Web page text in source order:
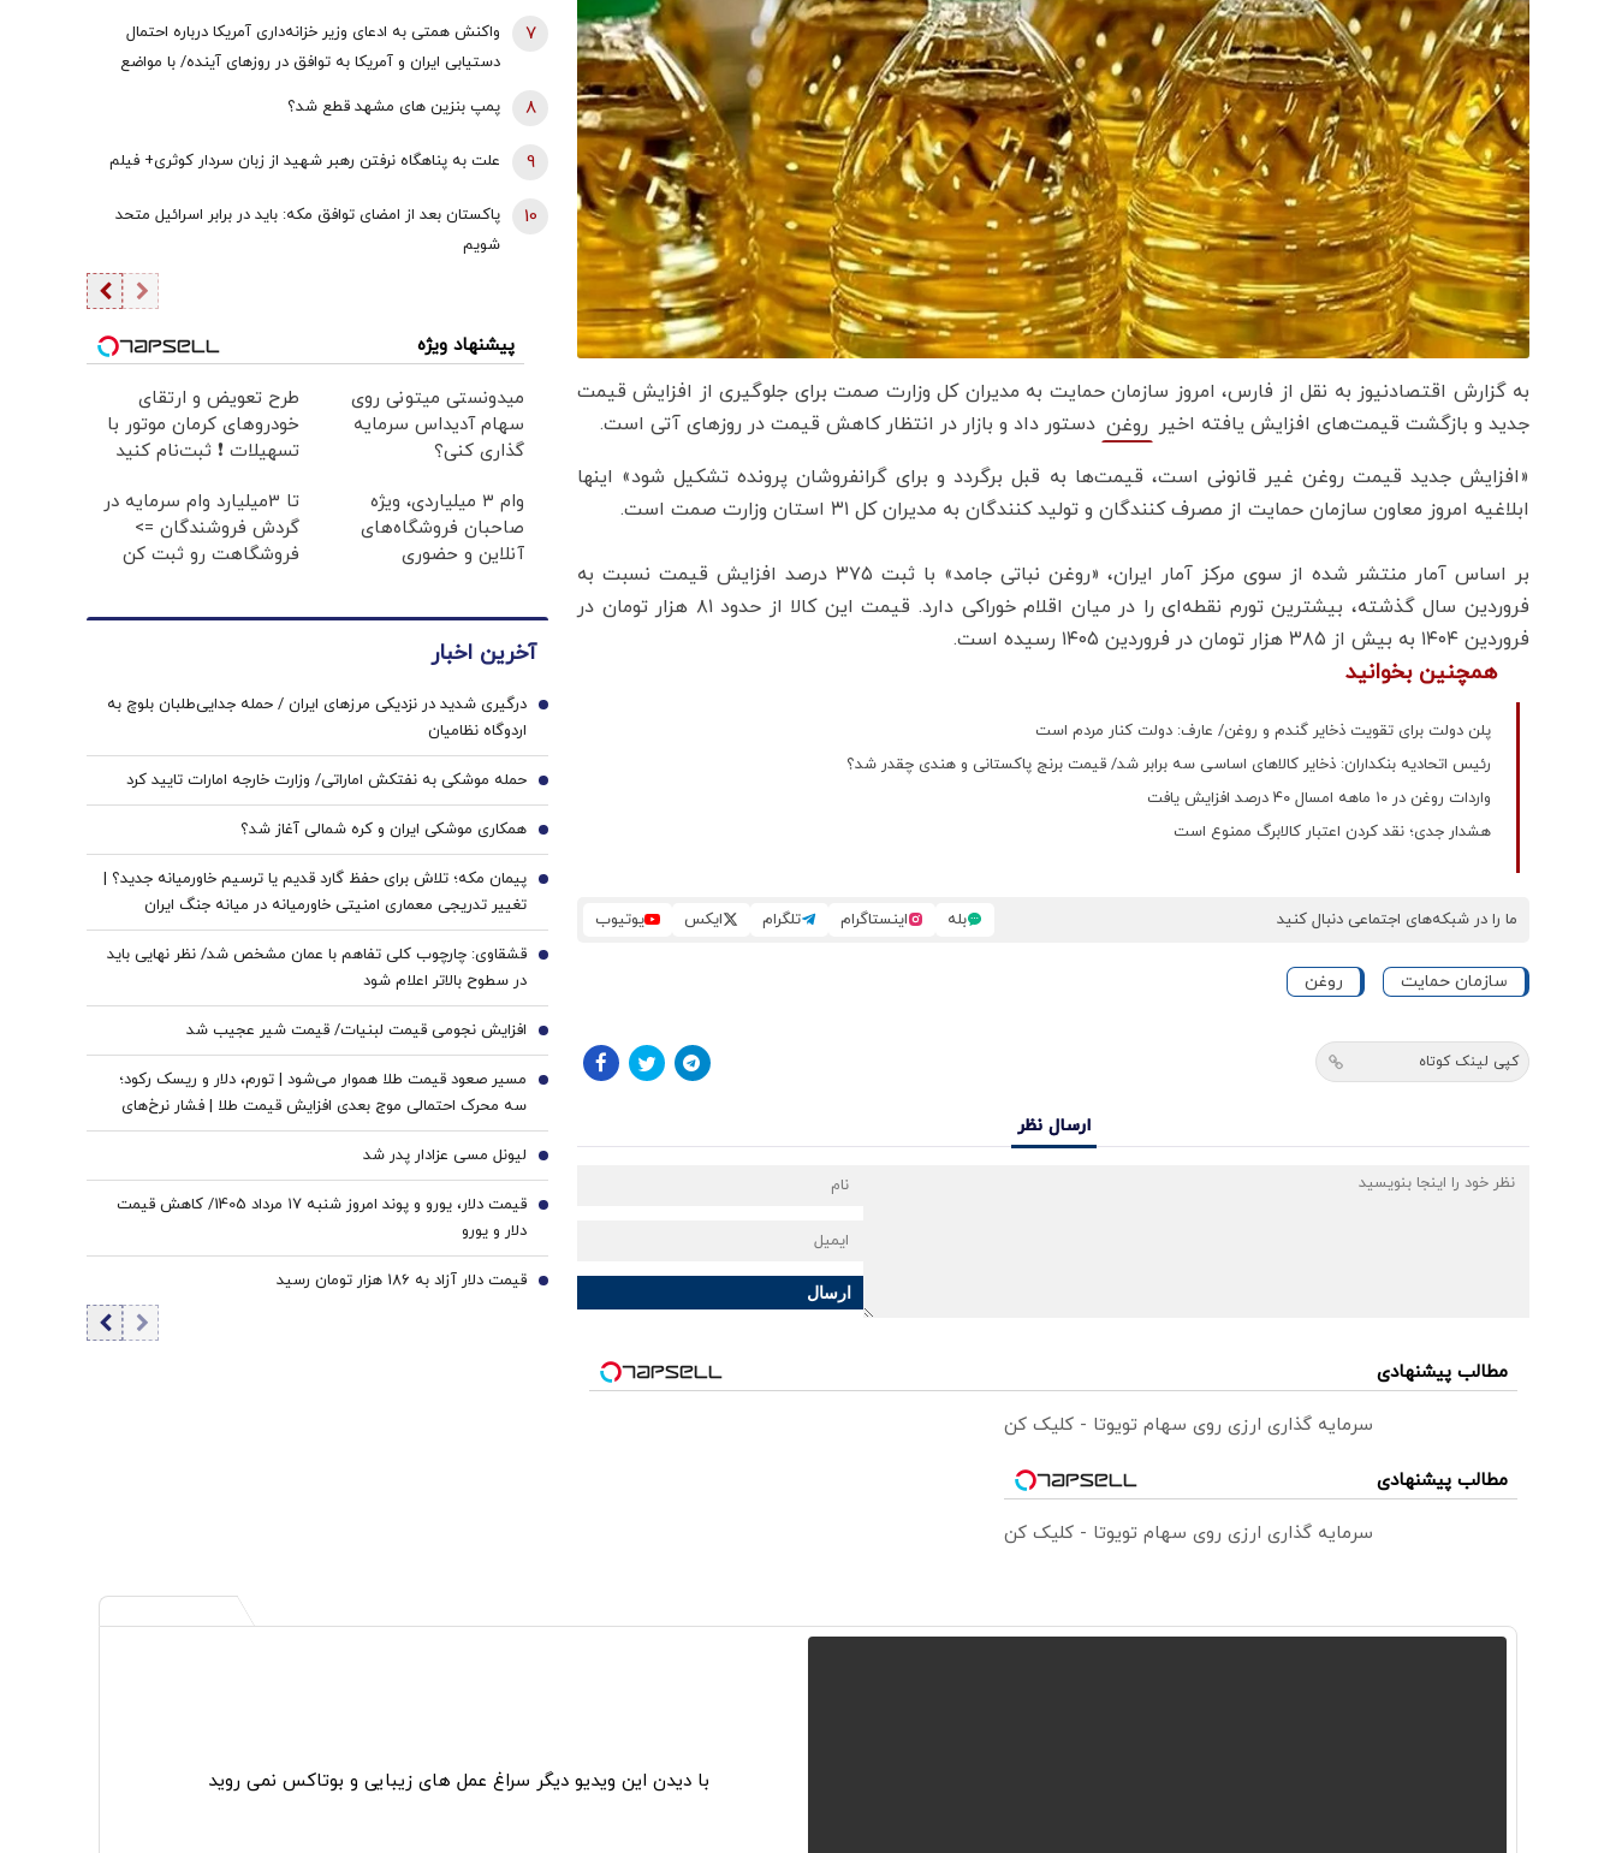
به گزارش اقتصادنیوز به نقل از فارس، امروز سازمان حمایت به مدیران کل وزارت صمت برای جلوگیری از افزایش قیمت‌
جدید و بازگشت قیمت‌های افزایش یافته اخیر روغن دستور داد و بازار در انتظار کاهش قیمت در روزهای آتی است.
«افزایش جدید قیمت روغن غیر قانونی است، قیمت‌ها به قبل برگردد و برای گرانفروشان پرونده تشکیل شود» اینها
ابلاغیه امروز معاون سازمان حمایت از مصرف کنندگان و تولید کنندگان به مدیران کل ۳۱ استان وزارت صمت است.
بر اساس آمار منتشر شده از سوی مرکز آمار ایران، «روغن نباتی جامد» با ثبت ۳۷۵ درصد افزایش قیمت نسبت به
فروردین سال گذشته، بیشترین تورم نقطه‌ای را در میان اقلام خوراکی دارد. قیمت این کالا از حدود ۸۱ هزار تومان در
فروردین ۱۴۰۴ به بیش از ۳۸۵ هزار تومان در فروردین ۱۴۰۵ رسیده است.
همچنین بخوانید
پلن دولت برای تقویت ذخایر گندم و روغن/ عارف: دولت کنار مردم است
رئیس اتحادیه بنکداران: ذخایر کالاهای اساسی سه برابر شد/ قیمت برنج پاکستانی و هندی چقدر شد؟
واردات روغن در ۱۰ ماهه امسال ۴۰ درصد افزایش یافت
هشدار جدی؛ نقد کردن اعتبار کالابرگ ممنوع است
ما را در شبکه‌های اجتماعی دنبال کنید بله اینستاگرام تلگرام ایکس یوتیوب
سازمان حمایت روغن
کپی لینک کوتاه
ارسال نظر
ارسال
مطالب پیشنهادی
سرمایه گذاری ارزی روی سهام تویوتا - کلیک کن
مطالب پیشنهادی
سرمایه گذاری ارزی روی سهام تویوتا - کلیک کن
واکنش همتی به ادعای وزیر خزانه‌داری آمریکا درباره احتمال
دستیابی ایران و آمریکا به توافق در روز‌های آینده/ با مواضع
7
پمپ بنزین های مشهد قطع شد؟ 8
علت به پناهگاه نرفتن رهبر شهید از زبان سردار کوثری+ فیلم 9
پاکستان بعد از امضای توافق مکه: باید در برابر اسرائیل متحد
شویم
10
پیشنهاد ویژه
میدونستی میتونی روی
سهام آدیداس سرمایه
گذاری کنی؟
طرح تعویض و ارتقای
خودروهای کرمان موتور با
تسهیلات ❗ ثبت‌نام کنید
وام ۳ میلیاردی، ویژه
صاحبان فروشگاه‌های
آنلاین و حضوری
تا 3میلیارد وام سرمایه در
گردش فروشندگان =>
فروشگاهت رو ثبت کن
آخرین اخبار
درگیری شدید در نزدیکی مرز‌های ایران / حمله جدایی‌طلبان بلوچ به
اردوگاه نظامیان
1
حمله موشکی به نفتکش اماراتی/ وزارت خارجه امارات تایید کرد 2
همکاری موشکی ایران و کره شمالی آغاز شد؟ 3
پیمان مکه؛ تلاش برای حفظ گارد قدیم یا ترسیم خاورمیانه جدید؟ |
تغییر تدریجی معماری امنیتی خاورمیانه در میانه جنگ ایران
4
قشقاوی: چارچوب کلی تفاهم با عمان مشخص شد/ نظر نهایی باید
در سطوح بالاتر اعلام شود
5
افزایش نجومی قیمت لبنیات/ قیمت شیر عجیب شد 6
مسیر صعود قیمت طلا هموار می‌شود | تورم، دلار و ریسک رکود؛
سه محرک احتمالی موج بعدی افزایش قیمت طلا | فشار نرخ‌های
بهره در حال پایان است؟
7
لیونل مسی عزادار پدر شد 8
قیمت دلار، یورو و پوند امروز شنبه ۱۷ مرداد 1405/ کاهش قیمت
دلار و یورو
9
قیمت دلار آزاد به 186 هزار تومان رسید 10
با دیدن این ویدیو دیگر سراغ عمل های زیبایی و بوتاکس نمی روید